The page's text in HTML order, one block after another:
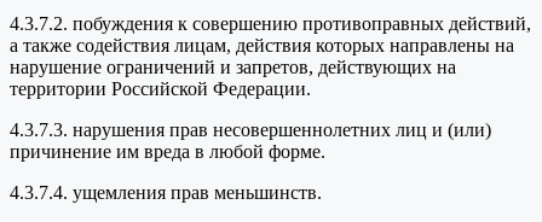
4.3.7.2. побуждения к совершению противоправных действий,
а также содействия лицам, действия которых направлены на
нарушение ограничений и запретов, действующих на
территории Российской Федерации.
4.3.7.3. нарушения прав несовершеннолетних лиц и (или)
причинение им вреда в любой форме.
4.3.7.4. ущемления прав меньшинств.